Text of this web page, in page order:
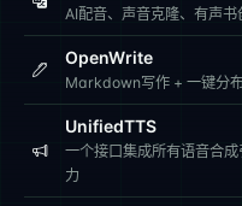
AI配音、声音克隆、有声
OpenWrite
Markdown写作 + 一键分
UnifiedTTS
一个接口集成所有语音合
力